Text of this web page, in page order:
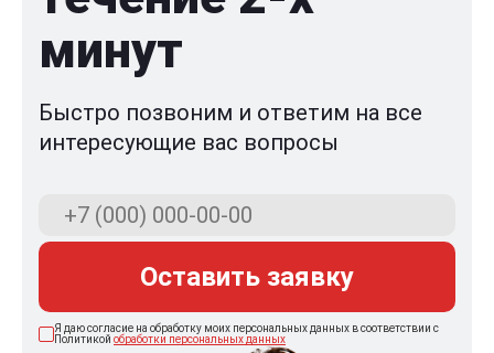
минут
Быстро позвоним и ответим на все
интересующие вас вопросы
Оставить заявку
Я даю согласие на обработку моих персональных данных в соответствии с
Политикой обработки персональных данных